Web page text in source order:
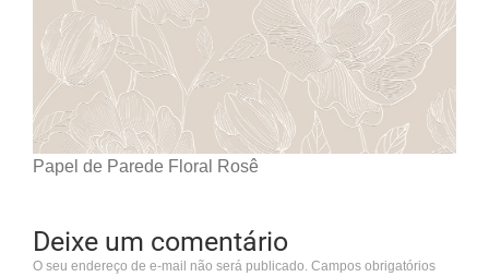
Papel de Parede Floral Rosê
Deixe um comentário
O seu endereço de e-mail não será publicado. Campos obrigatórios